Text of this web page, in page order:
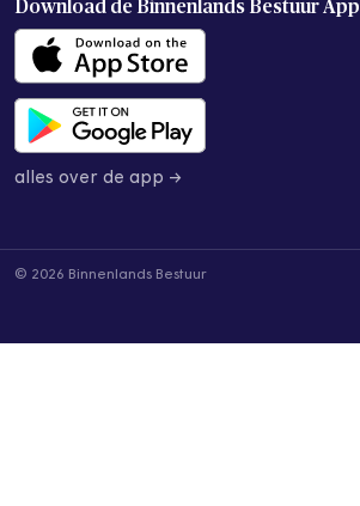
Download de Binnenlands Bestuur App
alles over de app →
© 2026 Binnenlands Bestuur